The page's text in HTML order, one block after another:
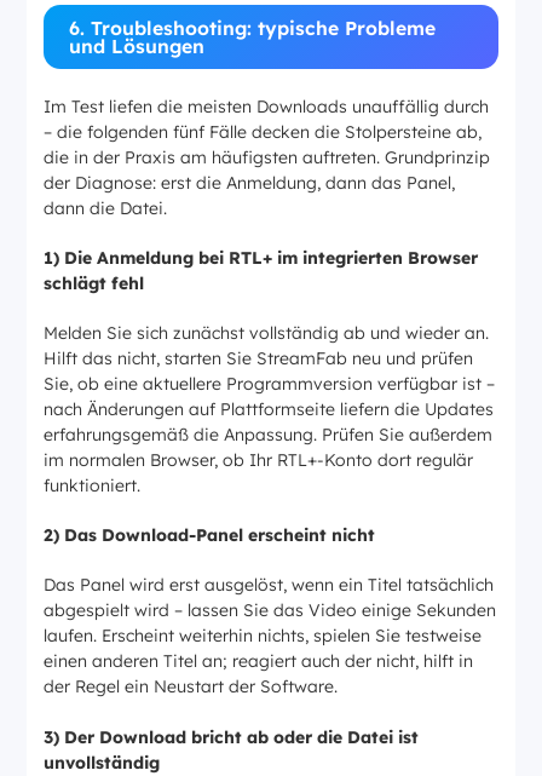
6. Troubleshooting: typische Probleme
und Lösungen
Im Test liefen die meisten Downloads unauffällig durch
– die folgenden fünf Fälle decken die Stolpersteine ab,
die in der Praxis am häufigsten auftreten. Grundprinzip
der Diagnose: erst die Anmeldung, dann das Panel,
dann die Datei.
1) Die Anmeldung bei RTL+ im integrierten Browser
schlägt fehl
Melden Sie sich zunächst vollständig ab und wieder an.
Hilft das nicht, starten Sie StreamFab neu und prüfen
Sie, ob eine aktuellere Programmversion verfügbar ist –
nach Änderungen auf Plattformseite liefern die Updates
erfahrungsgemäß die Anpassung. Prüfen Sie außerdem
im normalen Browser, ob Ihr RTL+-Konto dort regulär
funktioniert.
2) Das Download-Panel erscheint nicht
Das Panel wird erst ausgelöst, wenn ein Titel tatsächlich
abgespielt wird – lassen Sie das Video einige Sekunden
laufen. Erscheint weiterhin nichts, spielen Sie testweise
einen anderen Titel an; reagiert auch der nicht, hilft in
der Regel ein Neustart der Software.
3) Der Download bricht ab oder die Datei ist
unvollständig